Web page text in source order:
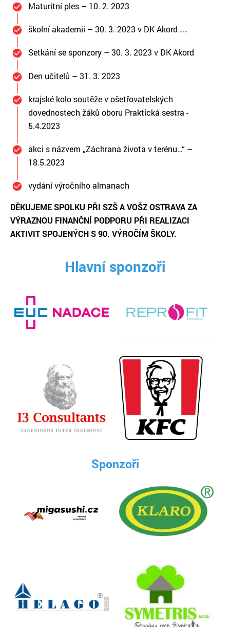
Maturitní ples – 10. 2. 2023
školní akademii – 30. 3. 2023 v DK Akord ...
Setkání se sponzory – 30. 3. 2023 v DK Akord
Den učitelů – 31. 3. 2023
krajské kolo soutěže v ošetřovatelských
dovednostech žáků oboru Praktická sestra -
5.4.2023
akci s názvem „Záchrana života v terénu…“ –
18.5.2023
vydání výročního almanach
DĚKUJEME SPOLKU PŘI SZŠ A VOŠZ OSTRAVA ZA
VÝRAZNOU FINANČNÍ PODPORU PŘI REALIZACI
AKTIVIT SPOJENÝCH S 90. VÝROČÍM ŠKOLY.
Hlavní sponzoři
Sponzoři